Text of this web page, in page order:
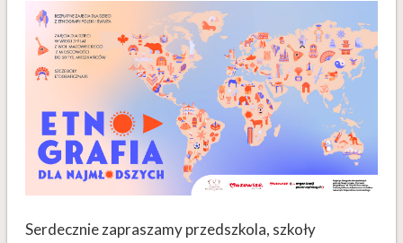
Serdecznie zapraszamy przedszkola, szkoły